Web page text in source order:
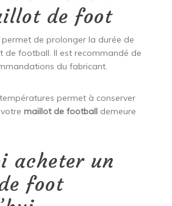
de foot
de prolonger la durée de
de football. Il est recommandé de
du fabricant.
permet à conserver
maillot de footballdemeure
acheter un
foot